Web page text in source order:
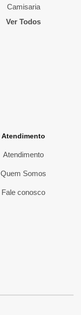
Camisaria
Ver Todos
Atendimento
Atendimento
Quem Somos
Fale conosco